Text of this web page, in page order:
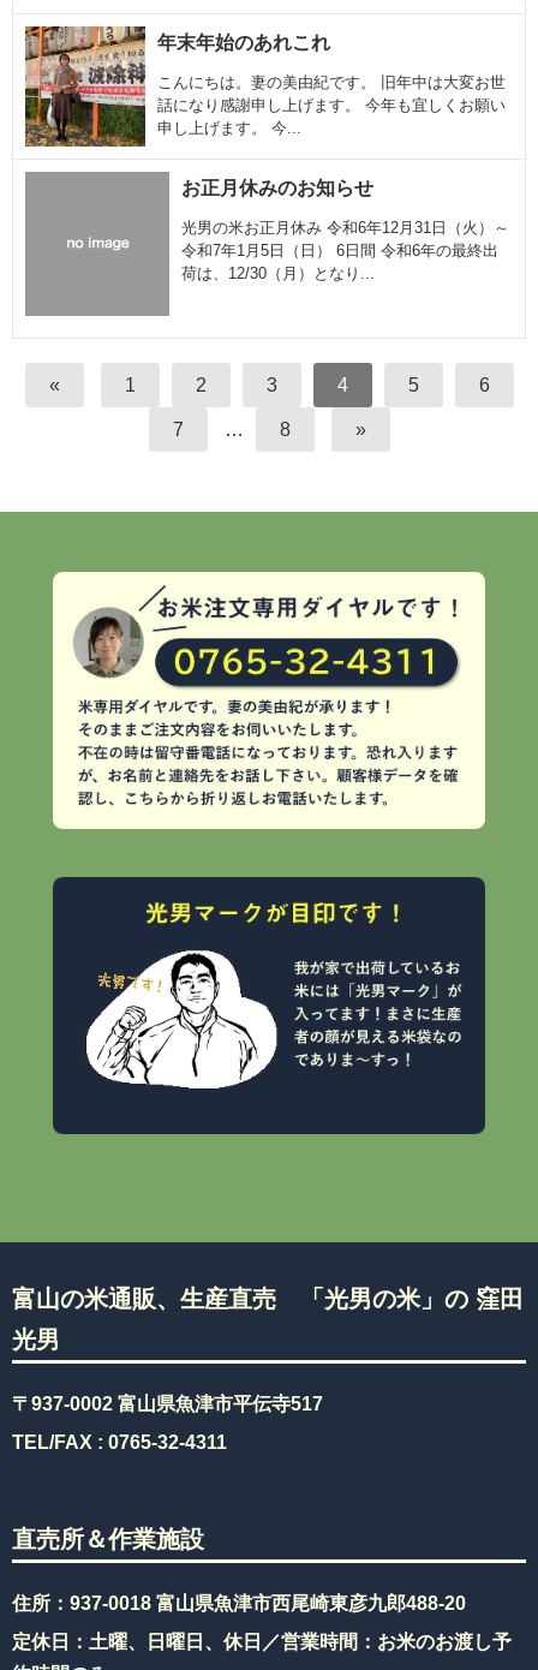
年末年始のあれこれ
こんにちは。妻の美由紀です。 旧年中は大変お世
話になり感謝申し上げます。 今年も宜しくお願い
申し上げます。 今...
お正月休みのお知らせ
光男の米お正月休み 令和6年12月31日（火）～
令和7年1月5日（日） 6日間 令和6年の最終出
荷は、12/30（月）となり...
« 1 2 3 4 5 6
7 … 8 »
富山の米通販、生産直売 「光男の米」の 窪田
光男
〒937-0002 富山県魚津市平伝寺517
TEL/FAX : 0765-32-4311
直売所＆作業施設
住所：937-0018 富山県魚津市西尾崎東彦九郎488-20
定休日：土曜、日曜日、休日／営業時間：お米のお渡し予